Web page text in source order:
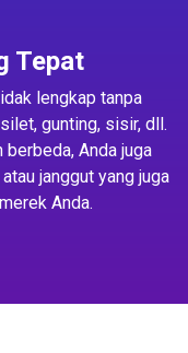
Tepat
lengkap tanpa
gunting, sisir, dll.
berbeda, Anda juga
janggut yang juga
Anda.